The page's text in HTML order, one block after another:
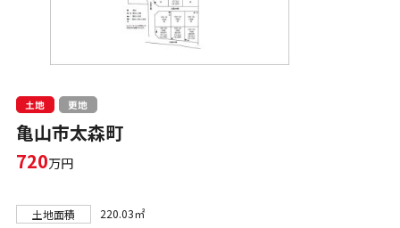
土地 更地
亀山市太森町
720万円
土地面積
220.03㎡